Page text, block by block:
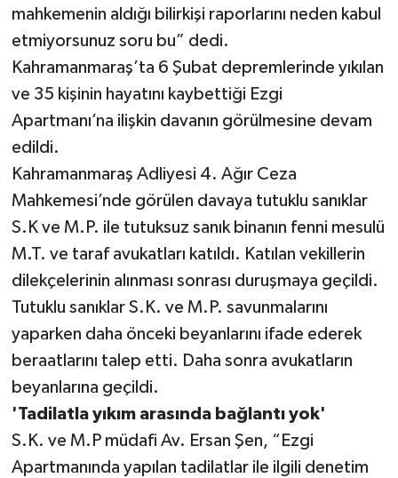
mahkemenin aldığı bilirkişi raporlarını neden kabul
etmiyorsunuz soru bu” dedi.
Kahramanmaraş’ta 6 Şubat depremlerinde yıkılan
ve 35 kişinin hayatını kaybettiği Ezgi
Apartmanı’na ilişkin davanın görülmesine devam
edildi.
Kahramanmaraş Adliyesi 4. Ağır Ceza
Mahkemesi’nde görülen davaya tutuklu sanıklar
S.K ve M.P. ile tutuksuz sanık binanın fenni mesulü
M.T. ve taraf avukatları katıldı. Katılan vekillerin
dilekçelerinin alınması sonrası duruşmaya geçildi.
Tutuklu sanıklar S.K. ve M.P. savunmalarını
yaparken daha önceki beyanlarını ifade ederek
beraatlarını talep etti. Daha sonra avukatların
beyanlarına geçildi.
'Tadilatla yıkım arasında bağlantı yok'
S.K. ve M.P müdafi Av. Ersan Şen, “Ezgi
Apartmanında yapılan tadilatlar ile ilgili denetim